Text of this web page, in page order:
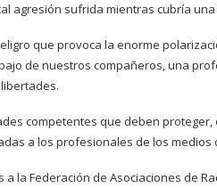
agresión sufrida mientras cubría
que provoca la enorme
de nuestros compañeros, una
competentes que deben
a los profesionales de los medios
la Federación de Asociaciones de